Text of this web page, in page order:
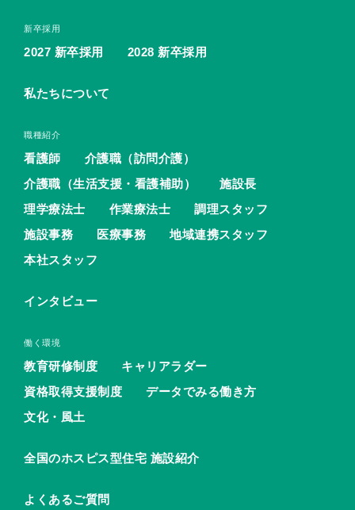
新卒採用
2027 新卒採用 2028 新卒採用
私たちについて
職種紹介
看護師
介護職（訪問介護）
介護職（生活支援・看護補助）
施設長
理学療法士
作業療法士
調理スタッフ
施設事務
医療事務
地域連携スタッフ
本社スタッフ
インタビュー
働く環境
教育研修制度
キャリアラダー
資格取得支援制度
データでみる働き方
文化・風土
全国のホスピス型住宅 施設紹介
よくあるご質問